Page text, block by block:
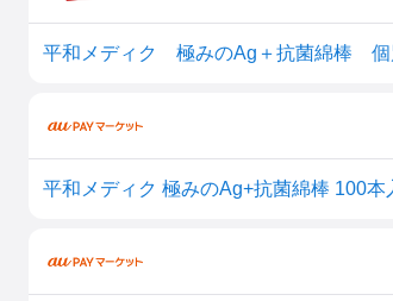
平和メディク 極みのAg＋抗菌綿棒 個
平和メディク 極みのAg+抗菌綿棒 100